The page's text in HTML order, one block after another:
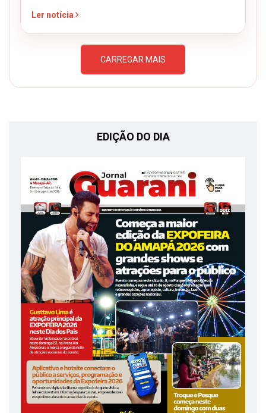
Ler notícia
CARREGAR MAIS
EDIÇÃO DO DIA